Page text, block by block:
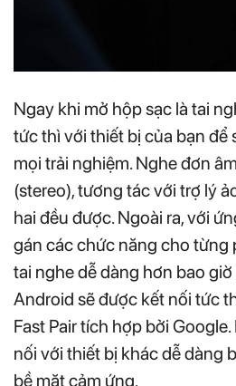
Ngay khi mở hộp sạc là tai
tức thì với thiết bị của bạn để
mọi trải nghiệm. Nghe đơn
(stereo), tương tác với trợ lý
hai đều được. Ngoài ra, với
gán các chức năng cho từng
tai nghe dễ dàng hơn bao
Android sẽ được kết nối tức
Fast Pair tích hợp bởi
nối với thiết bị khác dễ dàng
bề mặt cảm ứng.